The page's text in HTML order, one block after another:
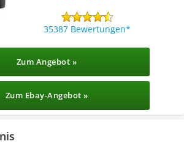
35387 Bewertungen
Zum Angebot »
Zum Ebay-Angebot »